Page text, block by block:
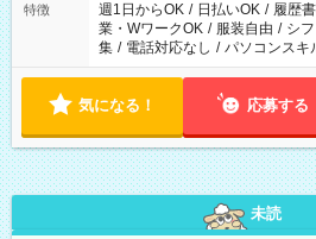
特徴 週1日からOK / 日払いOK / 履歴
業・WワークOK / 服装自由 / シ
集 / 電話対応なし / パソコンスキ
気になる！ 応募する
未読